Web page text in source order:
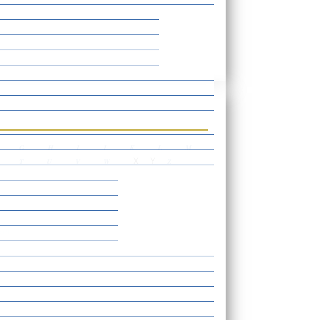
BW /Stichwortverzeichnis
G H I J K L
M